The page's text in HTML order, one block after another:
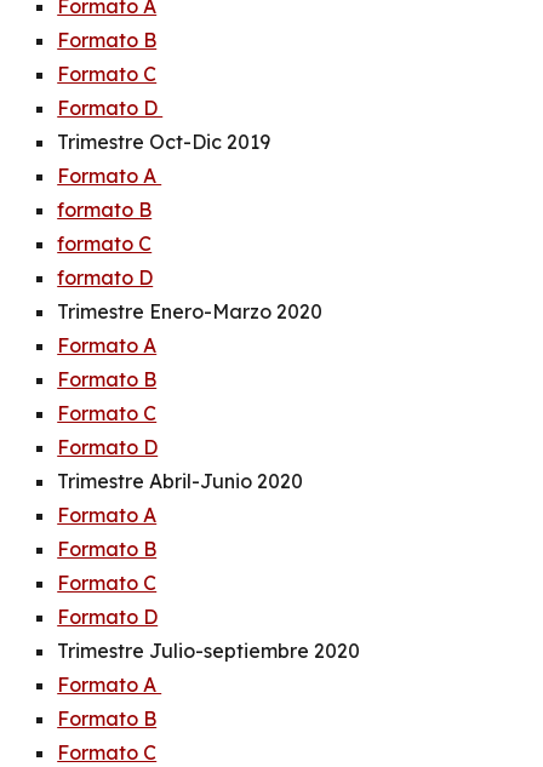
Formato A
Formato B
Formato C
Formato D
Trimestre Oct-Dic 2019
Formato A
formato B
formato C
formato D
Trimestre Enero-Marzo 2020
Formato A
Formato B
Formato C
Formato D
Trimestre Abril-Junio 2020
Formato A
Formato B
Formato C
Formato D
Trimestre Julio-septiembre 2020
Formato A
Formato B
Formato C